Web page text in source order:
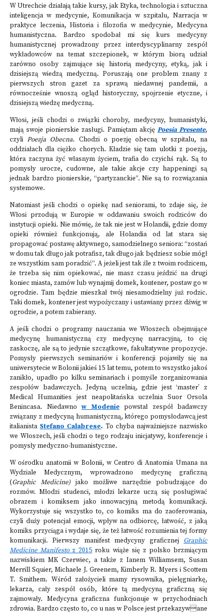
W Utrechcie działają takie kursy, jak Etyka, technologia i sztuczna
inteligencja w medycynie, Komunikacja w szpitalu, Narracja w
praktyce leczenia, Historia i filozofia w medycynie, Medycyna
humanistyczna. Bardzo spodobał mi się kurs medycyny
humanistycznej prowadzony przez interdyscyplinarny zespół
wykładowców na temat szczepionek, w którym biorą udział
zarówno osoby zajmujące się historią medycyny, etyką, jak i
dzisiejszą wiedzą medyczną. Poruszają one problem znany z
pierwszych stron gazet za sprawą niedawnej pandemii, a
równocześnie wnoszą ogląd historyczny, spojrzenie etyczne, i
dzisiejszą wiedzę medyczną.
Włosi, jeśli chodzi o związki choroby, medycyny, humanistyki,
mają swoje pionierskie zasługi. Pamiętam akcję Poesia Presente,
czyliPoezja Obecna. Chodzi o poezję obecną w szpitalu, na
oddziałach dla ciężko chorych. Kładzie się tam ulotki z poezją,
która zaczyna żyć własnym życiem, trafia do czyichś rąk. Są to
pomysły urocze, cudowne, ale takie akcje czy happeningi są
jednak bardzo pionierskie, “partyzanckie”. Nie są to rozwiązania
systemowe.
Natomiast jeśli chodzi o opiekę nad seniorami, to zdaje się, że
Włosi przodują w Europie w oddawaniu swoich rodziców do
instytucji opieki. Nie mówię, że tak nie jest w Holandii, gdzie domy
opieki również funkcjonują, ale Holandia od lat stara się
propagować postawę aktywnego, samodzielnego seniora: “zostań
w domu tak długo jak potrafisz, tak długo jak będziesz sobie mógł
ze wszystkim sam poradzić”. A jeżeli jest tak źle z twoim rodzicem,
że trzeba się nim opiekować, nie masz czasu jeździć na drugi
koniec miasta, zamów lub wynajmij domek, kontener, postaw go w
ogrodzie. Tam będzie mieszkał twój niesamodzielny już rodzic.
Taki domek, kontener jest wypożyczany i ustawiany przez dźwig w
ogrodzie, a potem zabierany.
A jeśli chodzi o programy nauczania we Włoszech obejmujące
medycynę humanistyczną czy medycynę narracyjną, to cię
zaskoczę, ale są to jedynie szczątkowe, fakultatywne propozycje.
Pomysły pierwszych seminariów i konferencji pojawiły się na
uniwersytecie w Bolonii jakieś 15 lat temu, potem to wszystko jakoś
zanikło, upadło po kilku seminariach i pomyśle zorganizowania
zespołów badawczych. Jedyną uczelnią, gdzie jest ‘master’ z
Medical Humanities jest neapolitańska uczelnia Suor Orsola
Benincasa. Niedawno w Modeniepowstał zespół badawczy
związany z medycyną humanistyczną, którego pomysłodawcą jest
italianista Stefano Calabrese. To chyba najważniejsze nazwisko
we Włoszech, jeśli chodzi o tego rodzaju inicjatywy, konferencje i
pomysły medyczno-humanistyczne.
W ośrodku anatomii w Bolonii, w Centro di Anatomia Umana na
Wydziale Medycznym, wprowadzono medycynę graficzną
(Graphic Medicine) jako możliwe narzędzie pobudzające do
rozmów. Młodzi studenci, młodzi lekarze uczą się posługiwać
obrazem i komiksem jako innowacyjną metodą komunikacji.
Wykorzystuje się wszystko to, co komiks ma do zaoferowania,
czyli duży potencjał emocji, wpływ na odbiorcę, łatwość, z jaką
komiks przyciąga i wydaje się, że też łatwość rozumienia tej formy
komunikacji. Pierwszy manifest medycyny graficznej Graphic
Medicine Manifestoz 2015 roku wiąże się z polsko brzmiącym
nazwiskiem MK Czerwiec, a także z Ianem Williamsem, Susan
Merrill Squier, Michaele J. Greenem, Kimberly R. Myers i Scottem
T. Smithem. Wśród założycieli mamy rysownika, pielęgniarkę,
lekarza, cały zespół osób, które tą medycyną graficzną się
zajmowały. Medycyna graficzna funkcjonuje w przychodniach
zdrowia. Bardzo często to, co u nas w Polsce jest przekazywane